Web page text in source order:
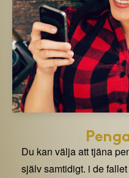
Du kan välja att tjäna
själv samtidigt. i de